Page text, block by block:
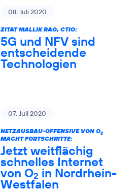
08. Juli 2020
ZITAT MALLIK RAO, CTIO:
5G und NFV sind
entscheidende
Technologien
07. Juli 2020
NETZAUSBAU-OFFENSIVE VON O2
MACHT FORTSCHRITTE:
Jetzt weitflächig
schnelles Internet
von O2 in Nordrhein-
Westfalen